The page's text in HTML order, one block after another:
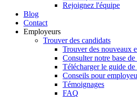
Rejoignez l'équipe
Blog
Contact
Employeurs
Trouver des candidats
Trouver des nouveaux
Consulter notre base
Télécharger le guide de
Conseils pour
Témoignages
FAQ